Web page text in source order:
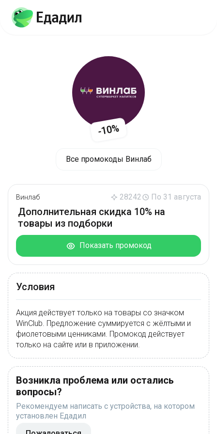
-10%
Все промокоды Винлаб
Винлаб 28242 По 31 августа
Дополнительная скидка 10% на
товары из подборки
Показать промокод
Условия
Акция действует только на товары со значком
WinClub. Предложение суммируется с жёлтыми и
фиолетовыми ценниками. Промокод действует
только на сайте или в приложении.
Возникла проблема или остались
вопросы?
Рекомендуем написать с устройства, на котором
установлен Едадил